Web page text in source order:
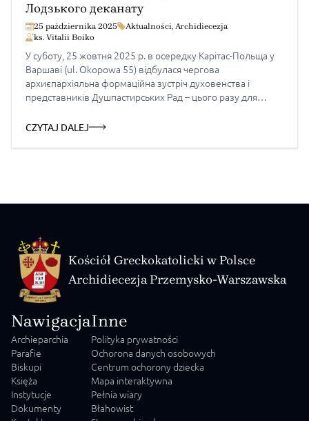
Лодзького деканату
25 października 2025 Aktualności, Archidiecezja
ks. Vitalii Boiko
У суботу, 25 жовтня 2025 р. в осередку Карітас-Польща у
Варшаві (ul. Okopowa 55) відбулася чергова
архиєпархіяльна формаційна зустріч духовенства і
представників Душпастирських Рад – цього разу для
присутніх звернувся преосвященний владика Євген
закликав до плідної співпраці у дусі відкритості, щирості і
CZYTAJ DALEJ
Kościół Greckokatolicki w Polsce
Archidiecezja Przemysko-Warszawska
Nawigacja
Archieparchia
Parafie
Biskupi
Księża
Instytucje
Dokumenty
Inne
Polityka prywatności
Ochorona danych osobowych
Centrum ochorony dziecka
Mapa interaktywna
Pełnia wiary
Błahowist